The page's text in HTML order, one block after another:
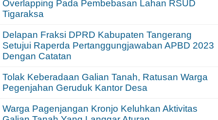
Overlapping Pada Pembebasan Lahan RSUD
Tigaraksa
Delapan Fraksi DPRD Kabupaten Tangerang
Setujui Raperda Pertanggungjawaban APBD 2023
Dengan Catatan
Tolak Keberadaan Galian Tanah, Ratusan Warga
Pegenjahan Geruduk Kantor Desa
Warga Pagenjangan Kronjo Keluhkan Aktivitas